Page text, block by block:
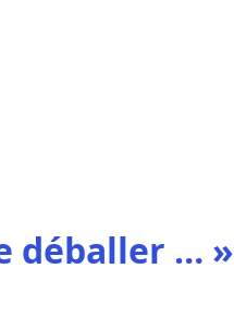
déballer … »